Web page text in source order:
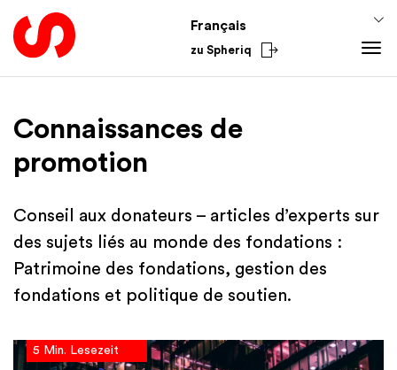
Français
zu Spheriq
Spheriq
Répertoire
Recherche
Outils de collecte de fonds
Réseaux
Spheriq AI
Connaissances
Conseils pour la collecte de fonds
Finances
Academy
Du secteur
Connaissances de
promotion
Conseil aux donateurs – articles d’experts sur
des sujets liés au monde des fondations :
Patrimoine des fondations, gestion des
fondations et politique de soutien.
5 Min. Lesezeit